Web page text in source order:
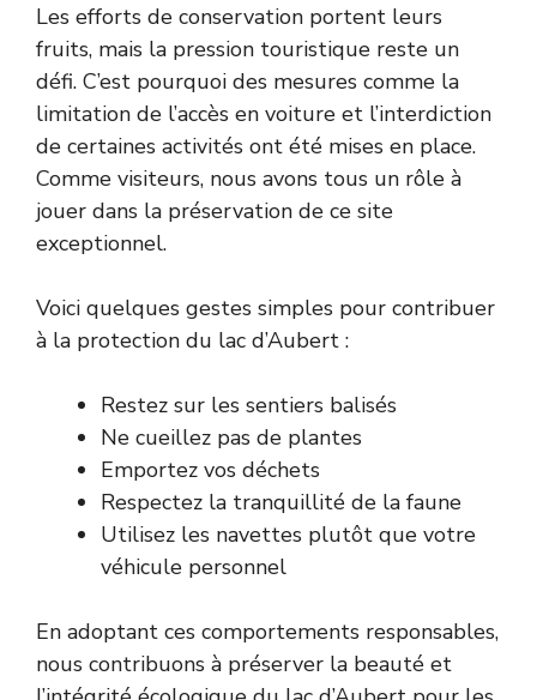
Les efforts de conservation portent leurs
fruits, mais la pression touristique reste un
défi. C’est pourquoi des mesures comme la
limitation de l’accès en voiture et l’interdiction
de certaines activités ont été mises en place.
Comme visiteurs, nous avons tous un rôle à
jouer dans la préservation de ce site
exceptionnel.
Voici quelques gestes simples pour contribuer
à la protection du lac d’Aubert :
Restez sur les sentiers balisés
Ne cueillez pas de plantes
Emportez vos déchets
Respectez la tranquillité de la faune
Utilisez les navettes plutôt que votre
véhicule personnel
En adoptant ces comportements responsables,
nous contribuons à préserver la beauté et